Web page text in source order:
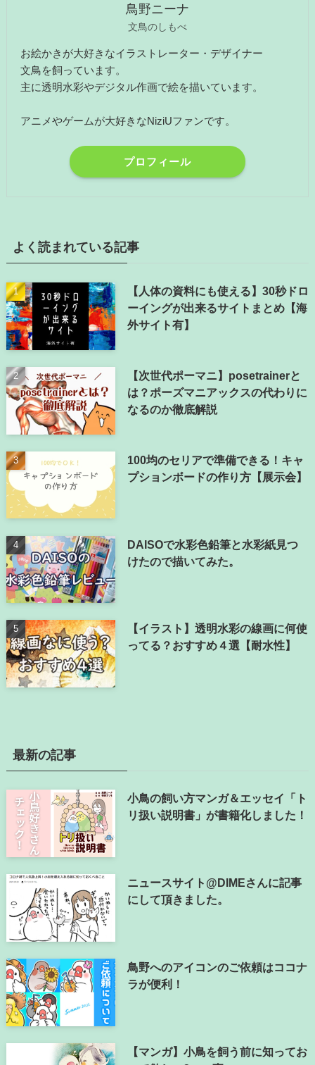
鳥野ニーナ
文鳥のしもべ
お絵かきが大好きなイラストレーター・デザイナー
文鳥を飼っています。
主に透明水彩やデジタル作画で絵を描いています。
アニメやゲームが大好きなNiziUファンです。
プロフィール
よく読まれている記事
【人体の資料にも使える】30秒ドロ
ーイングが出来るサイトまとめ【海
外サイト有】
【次世代ポーマニ】posetrainerと
は？ポーズマニアックスの代わりに
なるのか徹底解説
100均のセリアで準備できる！キャ
プションボードの作り方【展示会】
DAISOで水彩色鉛筆と水彩紙見つ
けたので描いてみた。
【イラスト】透明水彩の線画に何使
ってる？おすすめ４選【耐水性】
最新の記事
小鳥の飼い方マンガ＆エッセイ「ト
リ扱い説明書」が書籍化しました！
ニュースサイト@DIMEさんに記事
にして頂きました。
鳥野へのアイコンのご依頼はココナ
ラが便利！
【マンガ】小鳥を飼う前に知ってお